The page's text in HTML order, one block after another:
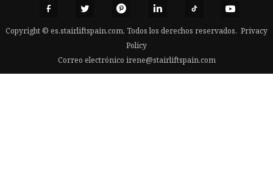
Copyright © es.stairliftspain.com, Todos los derechos reservados. Privacy
Policy
Correo electrónico irene@stairliftspain.com